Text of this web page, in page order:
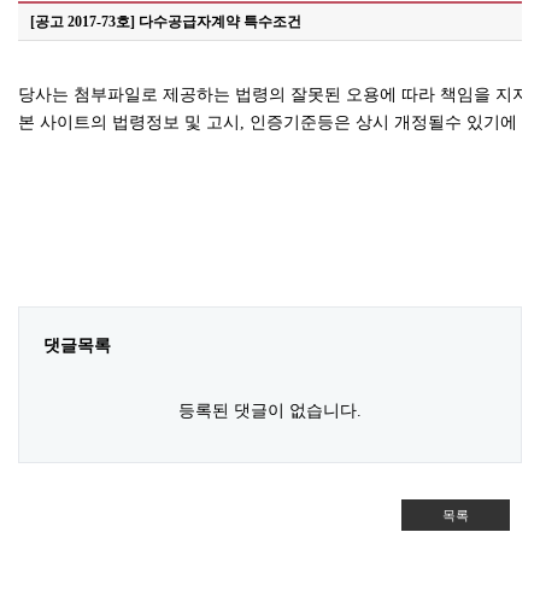
[공고 2017-73호] 다수공급자계약 특수조건
당사는 첨부파일로 제공하는 법령의 잘못된 오용에 따라 책임을 지지
본 사이트의 법령정보 및 고시, 인증기준등은 상시 개정될수 있기에
댓글목록
등록된 댓글이 없습니다.
목록